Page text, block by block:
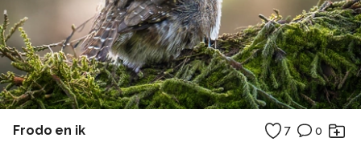
Frodo en ik 7 0